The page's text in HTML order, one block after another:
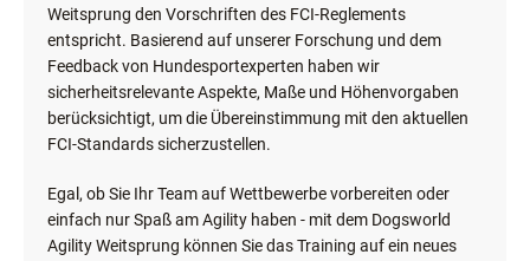
Weitsprung den Vorschriften des FCI-Reglements
entspricht. Basierend auf unserer Forschung und dem
Feedback von Hundesportexperten haben wir
sicherheitsrelevante Aspekte, Maße und Höhenvorgaben
berücksichtigt, um die Übereinstimmung mit den aktuellen
FCI-Standards sicherzustellen.
Egal, ob Sie Ihr Team auf Wettbewerbe vorbereiten oder
einfach nur Spaß am Agility haben - mit dem Dogsworld
Agility Weitsprung können Sie das Training auf ein neues